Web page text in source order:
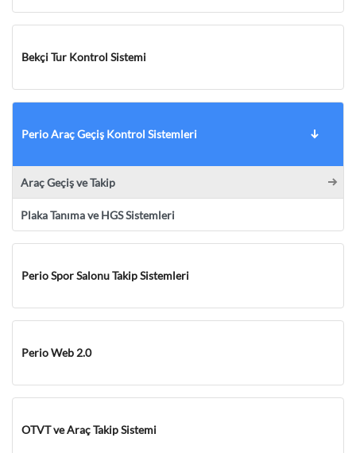
Bekçi Tur Kontrol Sistemi
Perio Araç Geçiş Kontrol Sistemleri
Araç Geçiş ve Takip
Plaka Tanıma ve HGS Sistemleri
Perio Spor Salonu Takip Sistemleri
Perio Web 2.0
OTVT ve Araç Takip Sistemi